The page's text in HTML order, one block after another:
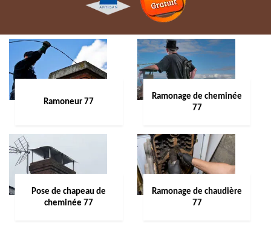
Ramoneur 77
Ramonage de cheminée
77
Pose de chapeau de
cheminée 77
Ramonage de chaudière
77